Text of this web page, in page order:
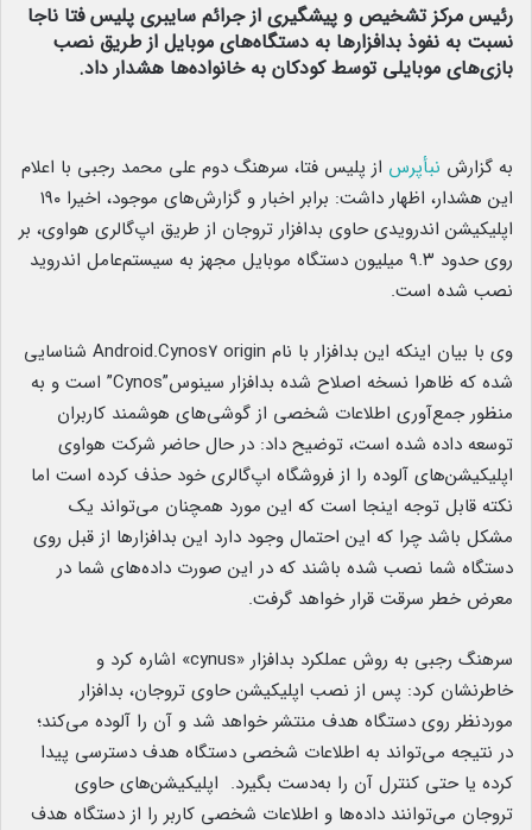
رئیس مرکز تشخیص و پیشگیری از جرائم سایبری پلیس فتا ناجا
نسبت به نفوذ بدافزارها به دستگاه‌های موبایل از طریق نصب
بازی‌های موبایلی توسط کودکان به خانواده‌ها هشدار داد.
به گزارش نبأپرس از پلیس فتا، سرهنگ دوم علی محمد رجبی با اعلام
این هشدار، اظهار داشت: برابر اخبار و گزارش‌های موجود، اخیرا ۱۹۰
اپلیکیشن اندرویدی حاوی بدافزار تروجان از طریق اپ‌گالری هواوی، بر
روی حدود ۹.۳ میلیون دستگاه موبایل مجهز به سیستم‌عامل اندروید
نصب شده است.
وی با بیان اینکه این بدافزار با نام Android.Cynos۷ origin شناسایی
شده که ظاهرا نسخه‌ اصلاح شده‌ بدافزار سینوس”Cynos” است و به
منظور جمع‌آوری اطلاعات شخصی از گوشی‌های هوشمند کاربران
توسعه داده شده است، توضیح داد: در حال حاضر شرکت هواوی
اپلیکیشن‌های آلوده را از فروشگاه اپ‌گالری خود حذف کرده است اما
نکته قابل توجه اینجا است که این مورد همچنان می‌تواند یک
مشکل باشد چرا که این احتمال وجود دارد این بدافزارها از قبل روی
دستگاه شما نصب شده باشند که در این صورت داده‌های شما در
معرض خطر سرقت قرار خواهد گرفت.
سرهنگ رجبی به روش عملکرد بدافزار «cynus» اشاره کرد و
خاطرنشان کرد: پس از نصب اپلیکیشن حاوی تروجان، بدافزار
موردنظر روی دستگاه هدف منتشر خواهد شد و آن را آلوده می‌کند؛
در نتیجه می‌تواند به اطلاعات شخصی دستگاه هدف دسترسی پیدا
کرده یا حتی کنترل آن را به‌دست بگیرد. اپلیکیشن‌های حاوی
تروجان می‌توانند داده‌ها و اطلاعات شخصی کاربر را از دستگاه هدف